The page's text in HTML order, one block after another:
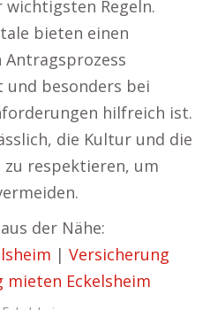
wichtigsten Regeln.
bieten einen
Antragsprozess
besonders bei
hilfreich ist.
die Kultur und die
zu respektieren, um
der Nähe:
| Versicherung
mieten Eckelsheim